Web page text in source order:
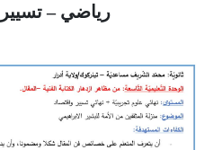
رياضي –